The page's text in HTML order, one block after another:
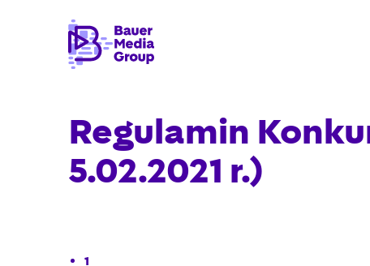
Regulamin
5.02.2021 r.)
1